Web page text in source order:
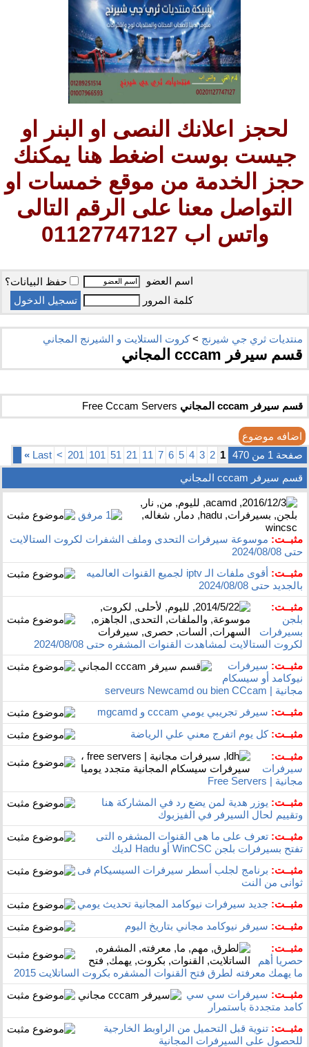
لحجز اعلانك النصى او البنر او
جيست بوست اضغط هنا يمكنك
حجز الخدمة من موقع خمسات او
التواصل معنا على الرقم التالى
واتس اب 01127747127
اسم العضو
حفظ البيانات؟
كلمة المرور
منتديات ثري جي شيرنج >كروت الستلايت و الشيرنج المجاني
قسم سيرفر cccam المجاني
قسم سيرفر cccam المجاني Free Cccam Servers
اضافه موضوع
صفحة 1 من 470
1
2
3
4
5
6
7
11
21
51
101
201
>
Last
»
قسم سيرفر cccam المجاني
مثبــت: موسوعة سيرفرات التحدى وملف الشفرات لكروت الستالايت
حتى 2024/08/08
مثبــت:
أقوى ملفات الـ iptv لجميع القنوات العالميه
بالجديد حتى 2024/08/08
مثبــت:
بلجن
بسيرفرات
لكروت الستالايت لمشاهدت القنوات المشفره حتى 2024/08/08
مثبــت: سيرفرات
نيوكامد أو سيسكام
مجانية | serveurs Newcamd ou bien CCcam
مثبــت: سيرفر تجريبي يومي cccam و mgcamd
مثبــت: كل يوم اتفرج معني علي الرياضة
مثبــت:
سيرفرات
مجانية | Free Servers
مثبــت: يوزر هدية لمن يضع رد في المشاركة هنا
وتقييم لحال السيرفر في الفيزبوك
مثبــت: تعرف على ما هى القنوات المشفره التى
تفتح بسيرفرات بلجن WinCSC أو Hadu لديك
مثبــت: برنامج لجلب أسطر سيرفرات السيسيكام فى
ثوانى من النت
مثبــت: جديد سيرفرات نيوكامد المجانية تحديث يومي
مثبــت: سيرفر نيوكامد مجاني بتاريخ اليوم
مثبــت:
حصريا أهم
ما يهمك معرفته لطرق فتح القنوات المشفره بكروت الساتلايت 2015
مثبــت: سيرفرات سي سي
كامد متجددة باستمرار
مثبــت: تنوية قبل التحميل من الراوبط الخارجية
للحصول على السيرفرات المجانية